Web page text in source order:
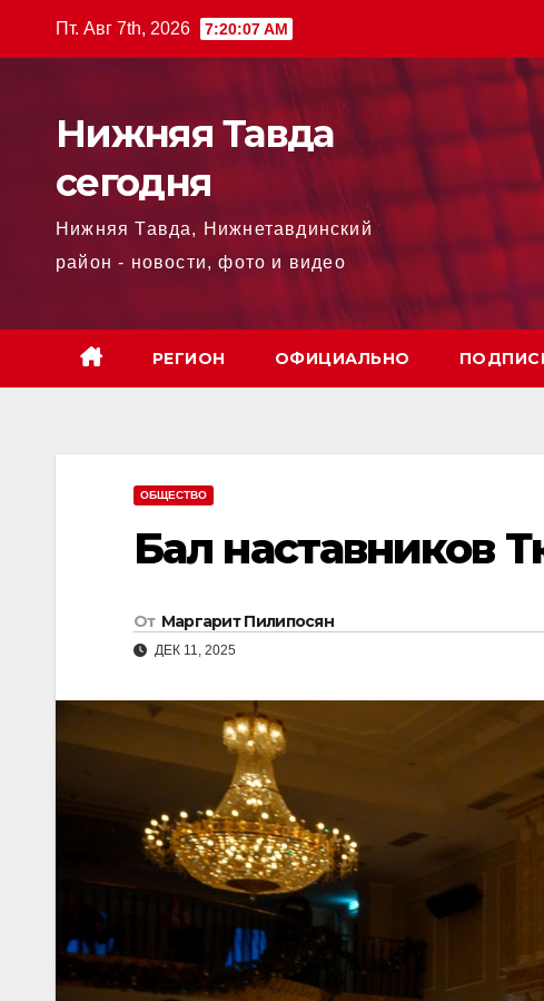
Пт. Авг 7th, 2026 7:20:08 AM
Нижняя Тавда
сегодня
Нижняя Тавда, Нижнетавдинский
район - новости, фото и видео
РЕГИОН ОФИЦИАЛЬНО
ОБЩЕСТВО
Бал наставников
От Маргарит Пилипосян
ДЕК 11, 2025